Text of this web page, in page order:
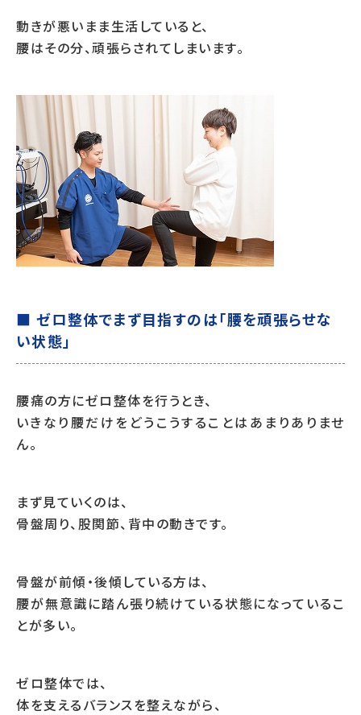
動きが悪いまま生活していると、
腰はその分、頑張らされてしまいます。
■ ゼロ整体でまず目指すのは「腰を頑張らせな
い状態」
腰痛の方にゼロ整体を行うとき、
いきなり腰だけをどうこうすることはあまりありませ
ん。
まず見ていくのは、
骨盤周り、股関節、背中の動きです。
骨盤が前傾・後傾している方は、
腰が無意識に踏ん張り続けている状態になっているこ
とが多い。
ゼロ整体では、
体を支えるバランスを整えながら、